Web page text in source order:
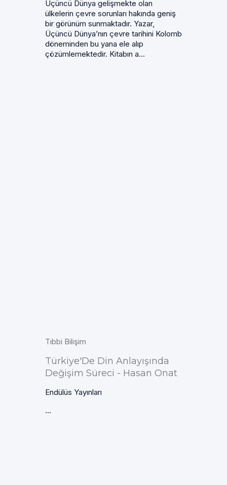
Üçüncü Dünya gelişmekte olan
ülkelerin çevre sorunları hakında geniş
bir görünüm sunmaktadır. Yazar,
Üçüncü Dünya’nın çevre tarihini Kolomb
döneminden bu yana ele alıp
çözümlemektedir. Kitabın a...
Tıbbi Bilişim
Türkiye'De Din Anlayışında
Değişim Süreci - Hasan Onat
Endülüs Yayınları
...